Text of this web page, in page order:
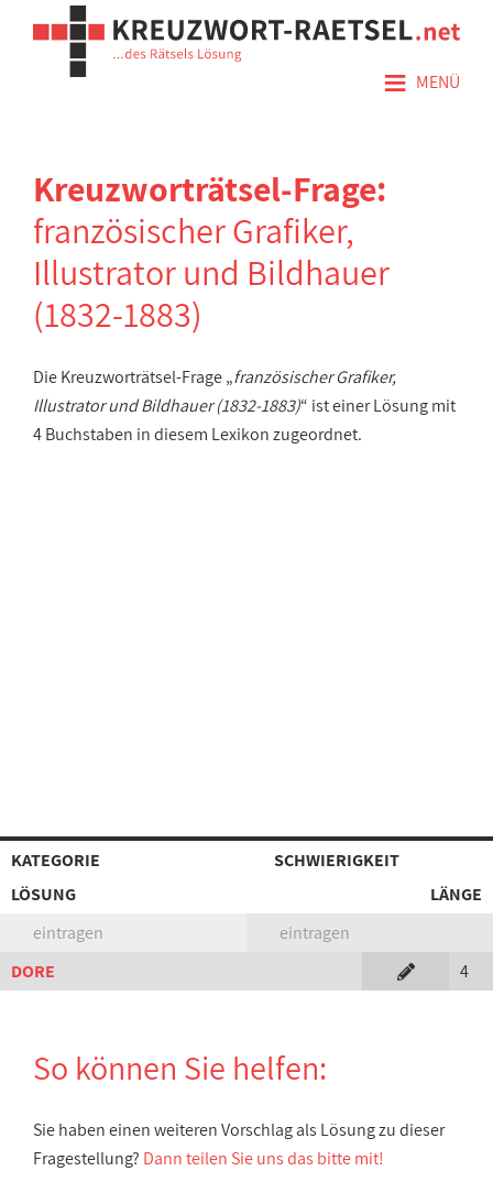
≡ MENÜ
Kreuzworträtsel-Frage:
französischer Grafiker,
Illustrator und Bildhauer
(1832-1883)
Die Kreuzworträtsel-Frage „französischer Grafiker,
Illustrator und Bildhauer (1832-1883)“ ist einer Lösung mit
4 Buchstaben in diesem Lexikon zugeordnet.
KATEGORIE
SCHWIERIGKEIT
LÖSUNG
LÄNGE
eintragen
eintragen
DORE
4
So können Sie helfen:
Sie haben einen weiteren Vorschlag als Lösung zu dieser
Fragestellung? Dann teilen Sie uns das bitte mit!